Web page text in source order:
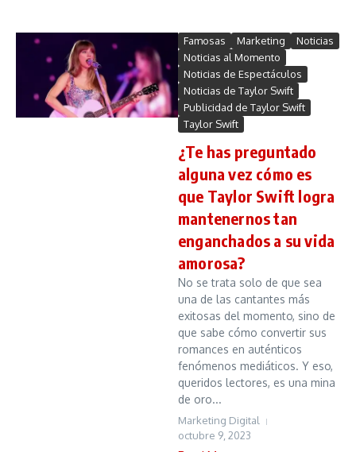
Famosas Marketing
Noticias
Noticias al Momento
Noticias de Espectáculos
Noticias de Taylor Swift
Publicidad de Taylor Swift
Taylor Swift
¿Te has preguntado
alguna vez cómo es
que Taylor Swift logra
mantenernos tan
enganchados a su vida
amorosa?
No se trata solo de que sea
una de las cantantes más
exitosas del momento, sino de
que sabe cómo convertir sus
romances en auténticos
fenómenos mediáticos. Y eso,
queridos lectores, es una mina
de oro...
Marketing Digital
octubre 9, 2023